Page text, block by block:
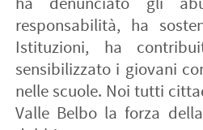
responsabilità, ha
Istituzioni, ha
sensibilizzato i giovani
nelle scuole. Noi tutti
Valle Belbo la forza